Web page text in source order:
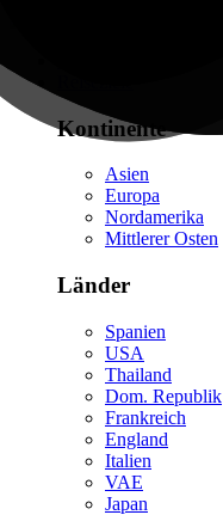
Kontinente
Asien
Europa
Nordamerika
Mittlerer Osten
Länder
Spanien
USA
Thailand
Dom. Republik
Frankreich
England
Italien
VAE
Japan